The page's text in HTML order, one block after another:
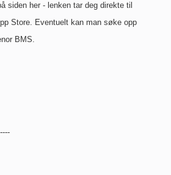
siden her - lenken tar deg direkte til
Store. Eventuelt kan man søke opp
BMS.